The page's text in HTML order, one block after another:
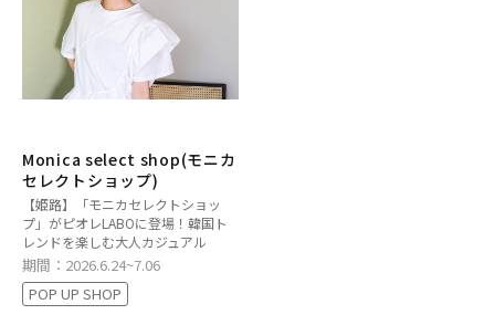
Monica select shop(モニカ
セレクトショップ)
【姫路】「モニカセレクトショッ
プ」がピオレLABOに登場！韓国ト
レンドを楽しむ大人カジュアル
期間：2026.6.24~7.06
POP UP SHOP